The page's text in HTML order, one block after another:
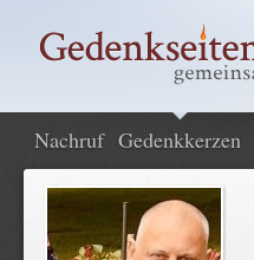
Nachruf Gedenkkerzen